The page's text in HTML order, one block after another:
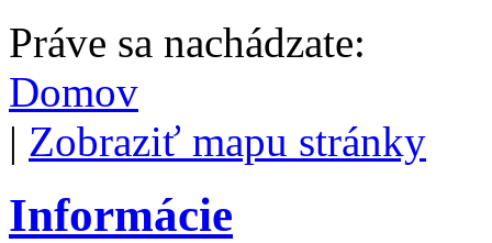
Práve sa nachádzate:
Domov
| Zobraziť mapu stránky
Informácie